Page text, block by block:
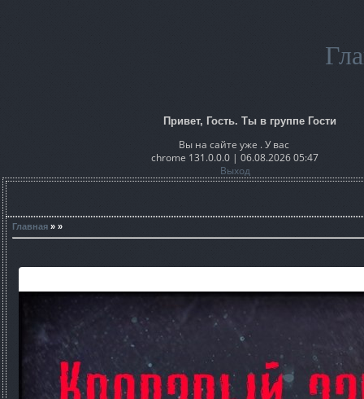
Привет, Гость. Ты в группе Гости
Вы на сайте уже . У вас
chrome 131.0.0.0 | 06.08.2026 05:47
Выход
Главная » »